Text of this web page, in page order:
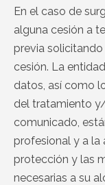
En el caso de
alguna cesión a
previa
cesión. La
datos, así como
del tratamiento
comunicado,
profesional y a la
protección y las
necesarias a su